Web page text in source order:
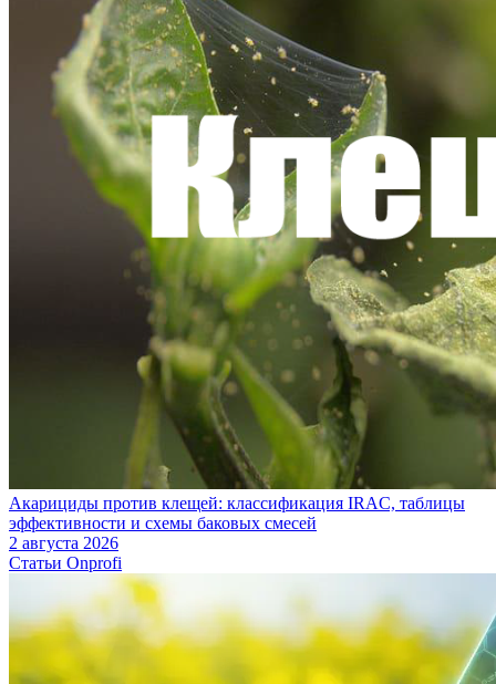
Акарициды против клещей: классификация IRAC, таблицы
эффективности и схемы баковых смесей
2 августа 2026
Статьи Onprofi